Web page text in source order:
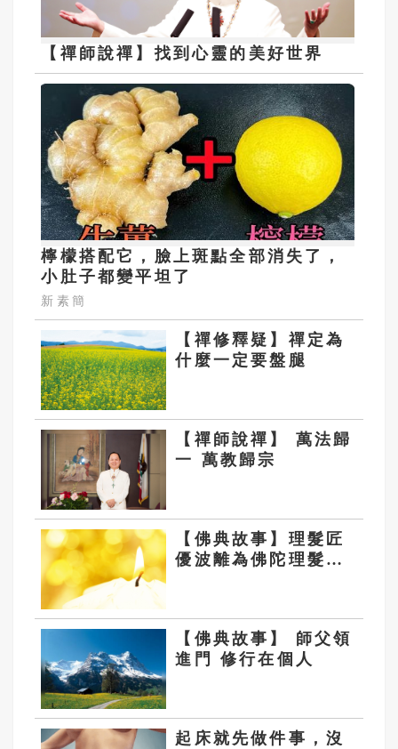
【禪師說禪】找到心靈的美好世界
檸檬搭配它，臉上斑點全部消失了，
小肚子都變平坦了
新素簡
【禪修釋疑】禪定為
什麼一定要盤腿
【禪師說禪】 萬法歸
一 萬教歸宗
【佛典故事】理髮匠
優波離為佛陀理髮的
【佛典故事】 師父領
進門 修行在個人
起床就先做件事，沒